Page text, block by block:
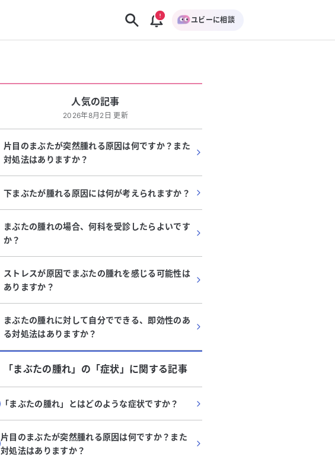
ユビーに相談
人気の記事
2026年8月2日 更新
片目のまぶたが突然腫れる原因は何ですか？また
対処法はありますか？
下まぶたが腫れる原因には何が考えられますか？
まぶたの腫れの場合、何科を受診したらよいです
か？
ストレスが原因でまぶたの腫れを感じる可能性は
ありますか？
まぶたの腫れに対して自分でできる、即効性のあ
る対処法はありますか？
「まぶたの腫れ」 の「症状 」に関する記事
「まぶたの腫れ」とはどのような症状ですか？
片目のまぶたが突然腫れる原因は何ですか？また
対処法はありますか？